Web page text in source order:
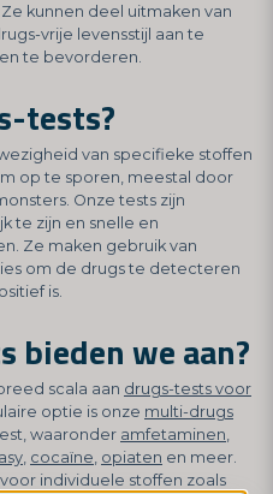
kunnen deel uitmaken van
vrije levensstijl aan te
te bevorderen.
tests?
van specifieke stoffen
op te sporen, meestal door
Onze tests zijn
te zijn en snelle en
Ze maken gebruik van
om de drugs te detecteren
is.
bieden we aan?
scala aan drugs-tests voor
optie is onze multi-drugs
waaronder amfetaminen,
, cocaïne, opiaten en meer.
individuele stoffen zoals